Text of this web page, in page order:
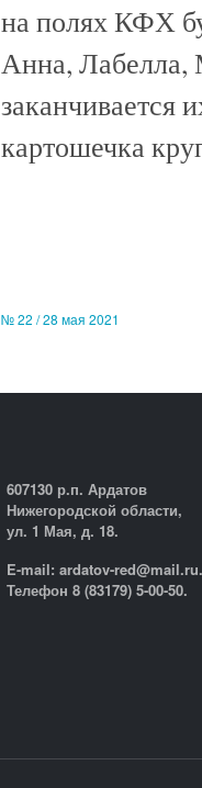
на полях КФХ
Анна, Лабелла,
заканчивается
картошечка
№ 22 / 28 мая 2021
607130 р.п. Ардатов
Нижегородской области,
ул. 1 Мая, д. 18.
E-mail: ardatov-
Телефон 8 (83179) 5-00-50.